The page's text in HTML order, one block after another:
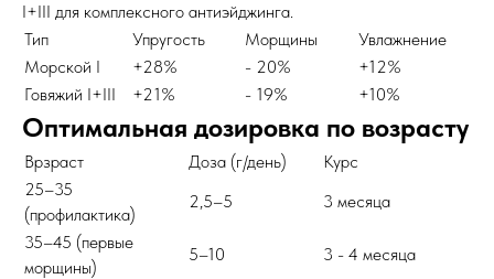
I+III для комплексного антиэйджинга.
Тип
Упругость Морщины
Увлажнение
Морской I
+28% - 20%
+12%
Говяжий I+III
+21% - 19% +10%
Оптимальная дозировка по возрасту
Врзраст Доза (г/день)
Курс
25–35
(профилактика)
2,5–5
3 месяца
35–45 (первые
морщины)
5–10
3 - 4 месяца